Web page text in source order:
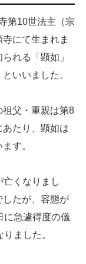
第10世法主（宗
にて生まれま
れる「顕如」
いいました。
父・重親は第8
たり、顕如は
す。
くなりまし
したが、容態が
に急遽得度の儀
ました。